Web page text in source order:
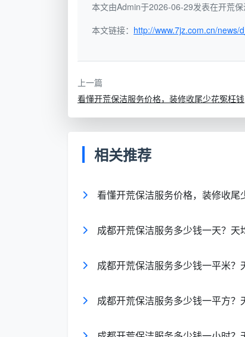
时
低。成都天均安洁保洁的技术主管曾
最后做了11个小时花费495元，且玻
当，但含了全屋玻璃清洁、五金件养护
1. 房屋装修完成度与垃圾量
量和工时。遗留建筑垃圾越多，小时工
2. 窗户与落地玻璃面积
擦窗器和多层刮洗，这也是为什么不
洁 明确要求团队上门必带分区毛巾、
本文由Admin于2026-06-29发表在开荒保
本文链接： http://www.7jz.com.cn/news/
上一篇
看懂开荒保洁服务价格，装修收尾少花冤枉钱
相关推荐
看懂开荒保洁服务价格，装修收尾
成都开荒保洁服务多少钱一天？
成都开荒保洁服务多少钱一平米
成都开荒保洁服务多少钱一平方